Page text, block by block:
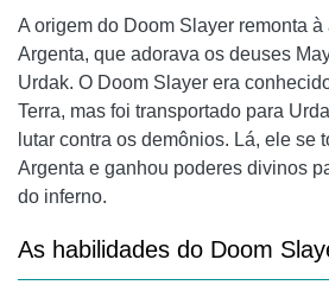
A origem do Doom Slayer remonta
Argenta, que adorava os deuses
Urdak. O Doom Slayer era
Terra, mas foi transportado para
lutar contra os demônios. Lá, ele se
Argenta e ganhou poderes divinos
do inferno.
As habilidades do Doom